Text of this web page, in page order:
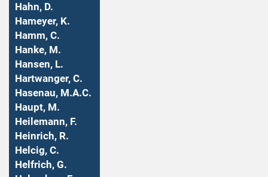
Hahn, D.
Hameyer, K.
Hamm, C.
Hanke, M.
Hansen, L.
Hartwanger, C.
Hasenau, M.A.C.
Haupt, M.
Heilemann, F.
Heinrich, R.
Helcig, C.
Helfrich, G.